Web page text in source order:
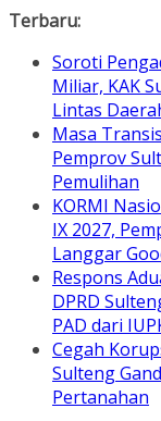
Skip
content
Terbaru:
Soroti
Miliar, KAK
Lintas
Masa
Pemprov
Pemulihan
KORMI
IX 2027,
Langgar
Respons
DPRD
PAD dari
Cegah
Sulteng
Pertanahan